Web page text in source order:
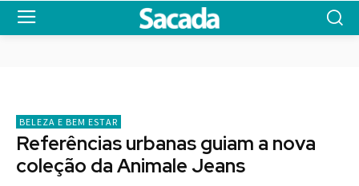
BELEZA E BEM ESTAR
Referências urbanas guiam a nova
coleção da Animale Jeans